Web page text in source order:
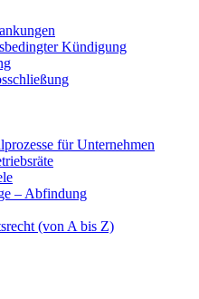
Kündigung
für Unternehmen
– Abfindung
(von A bis Z)